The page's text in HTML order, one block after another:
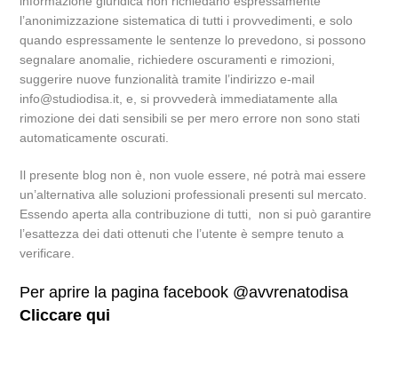
l’anonimizzazione sistematica di tutti i provvedimenti, e solo
quando espressamente le sentenze lo prevedono, si possono
segnalare anomalie, richiedere oscuramenti e rimozioni,
suggerire nuove funzionalità tramite l’indirizzo e-mail
info@studiodisa.it, e, si provvederà immediatamente alla
rimozione dei dati sensibili se per mero errore non sono stati
automaticamente oscurati.
Il presente blog non è, non vuole essere, né potrà mai essere
un’alternativa alle soluzioni professionali presenti sul mercato.
Essendo aperta alla contribuzione di tutti, non si può garantire
l’esattezza dei dati ottenuti che l’utente è sempre tenuto a
verificare.
Per aprire la pagina facebook @avvrenatodisa
Cliccare qui